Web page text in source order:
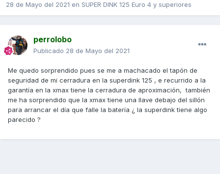
28 de Mayo del 2021 en SUPER DINK 125 Euro 4 y superiores
perrolobo
Publicado 28 de Mayo del 2021
Me quedo sorprendido pues se me a machacado el tapón de
seguridad de mi cerradura en la superdink 125 , e recurrido a la
garantía en la xmax tiene la cerradura de aproximación, también
me ha sorprendido que la xmax tiene una llave debajo del sillón
para arrancar el día que falle la batería ¿ la superdink tiene algo
parecido ?